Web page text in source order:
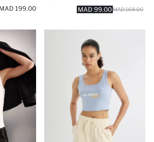
99.00 MAD 169.00 MAD
199.00 MAD